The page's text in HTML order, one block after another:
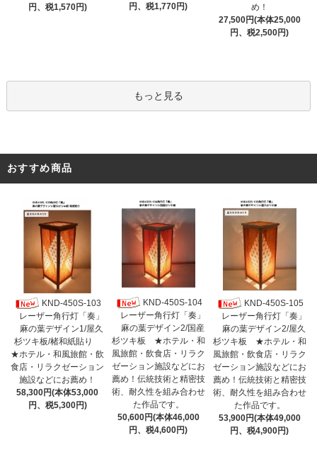
円、税1,570円)
円、税1,770円)
め！
27,500円(本体25,000
円、税2,500円)
もっと見る
おすすめ商品
KND-450S-103
レーザー角行灯「奏」
麻の葉デザイン1/屋久
杉ツキ板/楮和紙貼り
★ホテル・和風旅館・飲
食店・リラクゼーション
施設などにお薦め！
58,300円(本体53,000
円、税5,300円)
KND-450S-104
レーザー角行灯「奏」
麻の葉デザイン2/国産
杉ツキ板 ★ホテル・和
風旅館・飲食店・リラク
ゼーション施設などにお
薦め！伝統技術と精密技
術、耐久性を組み合わせ
た作品です。
50,600円(本体46,000
円、税4,600円)
KND-450S-105
レーザー角行灯「奏」
麻の葉デザイン2/屋久
杉ツキ板 ★ホテル・和
風旅館・飲食店・リラク
ゼーション施設などにお
薦め！伝統技術と精密技
術、耐久性を組み合わせ
た作品です。
53,900円(本体49,000
円、税4,900円)